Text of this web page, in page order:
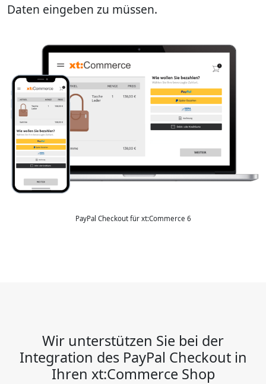
Daten eingeben zu müssen.
PayPal Checkout für xt:Commerce 6
Wir unterstützen Sie bei der
Integration des PayPal Checkout in
Ihren xt:Commerce Shop